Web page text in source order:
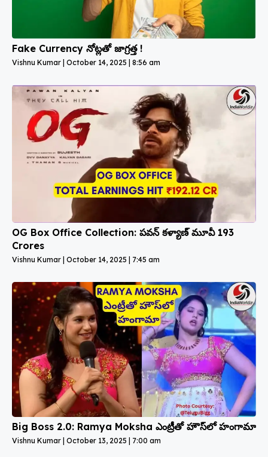
Fake Currency నోట్లతో జాగ్రత్త !
Vishnu Kumar October 14, 2025 8:56 am
OG Box Office Collection: పవన్ కళ్యాణ్ మూవీ ₹193
Crores
Vishnu Kumar October 14, 2025 7:45 am
Big Boss 2.0: Ramya Moksha ఎంట్రీతో హౌస్‌లో హంగామా
Vishnu Kumar October 13, 2025 7:00 am